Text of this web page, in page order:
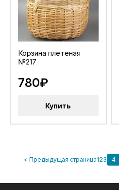
Корзина плетеная
№217
780₽
Купить
< Предыдущая страница123 4